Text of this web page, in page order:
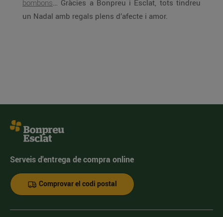
bombons… Gràcies a Bonpreu i Esclat, tots tindreu
un Nadal amb regals plens d’afecte i amor.
Serveis d'entrega de compra online
Comprovar el codi postal